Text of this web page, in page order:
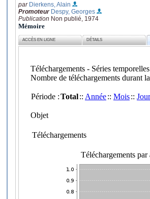
par Dierkens, Alain
Promoteur Despy, Georges
Publication Non publié, 1974
Mémoire
ACCÈS EN LIGNE DÉTAILS